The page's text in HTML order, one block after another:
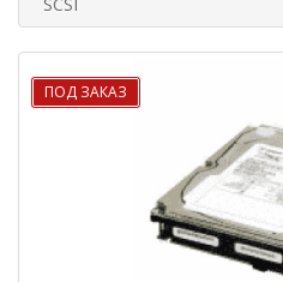
ПОД ЗАКАЗ